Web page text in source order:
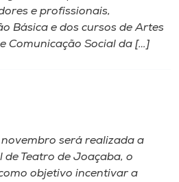
e profissionais,
Básica e dos cursos de Artes
Comunicação Social da […]
será realizada a
de Teatro de Joaçaba, o
objetivo incentivar a